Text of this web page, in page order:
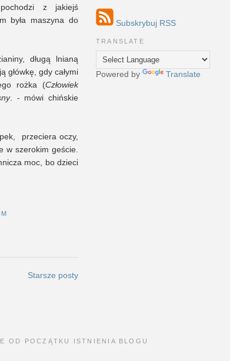
z jakiejś
była maszyna do
długą lnianą
główkę, gdy całymi
rożka (Człowiek
. - mówi chińskie
przeciera oczy,
w szerokim geście.
moc, bo dzieci
Starsze posty
Subskrybuj RSS
TRANSLATE
Powered by Translate
OD POCZĄTKU ISTNIENIA BLOGU